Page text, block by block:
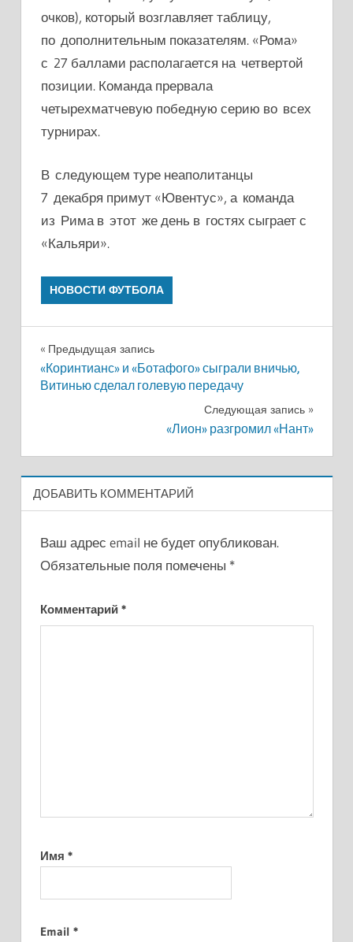
очков), который возглавляет таблицу,
по дополнительным показателям. «Рома»
с 27 баллами располагается на четвертой
позиции. Команда прервала
четырехматчевую победную серию во всех
турнирах.
В следующем туре неаполитанцы
7 декабря примут «Ювентус», а команда
из Рима в этот же день в гостях сыграет с
«Кальяри».
НОВОСТИ ФУТБОЛА
Навигация
по
Предыдущая запись
«Коринтианс» и «Ботафого» сыграли вничью,
Витинью сделал голевую передачу
Следующая запись
«Лион» разгромил «Нант»
ДОБАВИТЬ КОММЕНТАРИЙ
Ваш адрес email не будет опубликован.
Обязательные поля помечены *
Комментарий *
Имя *
Email *